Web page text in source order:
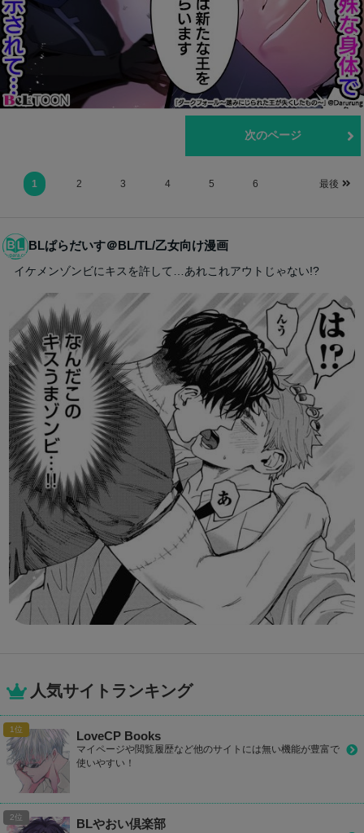
次のページ
1 2 3 4 5 6 最後
BLぱらだいす＠BL/TL/乙女向け漫画
イケメンゾンビにキスを許して…あれこれアウトじゃない!?
人気サイトランキング
LoveCP Books
マイページや閲覧履歴など他のサイトには無い機能が豊富で
使いやすい！
BLやおい倶楽部